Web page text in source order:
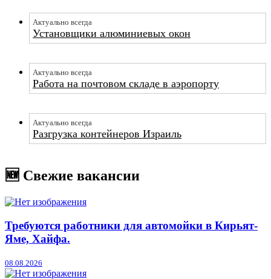
Актуально всегда
Установщики алюминиевых окон
Актуально всегда
Работа на почтовом складе в аэропорту
Актуально всегда
Разгрузка контейнеров Израиль
🆕 Свежие вакансии
Требуются работники для автомойки в Кирьят-
Яме, Хайфа.
08.08.2026